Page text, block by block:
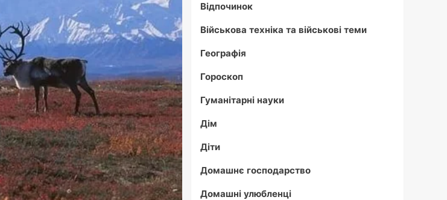
Відпочинок
Військова техніка та військові теми
Географія
Гороскоп
Гуманітарні науки
Дім
Діти
Домашнє господарство
Домашні улюбленці